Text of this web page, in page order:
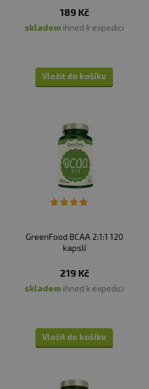
189 Kč
skladem ihned k expedici
Vložit do košíku
GreenFood BCAA 2:1:1 120
kapslí
219 Kč
skladem ihned k expedici
Vložit do košíku